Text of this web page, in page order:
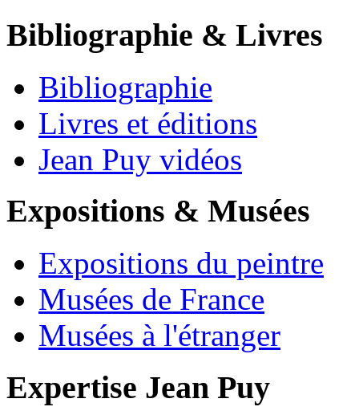
Bibliographie & Livres
Bibliographie
Livres et éditions
Jean Puy vidéos
Expositions & Musées
Expositions du peintre
Musées de France
Musées à l'étranger
Expertise Jean Puy